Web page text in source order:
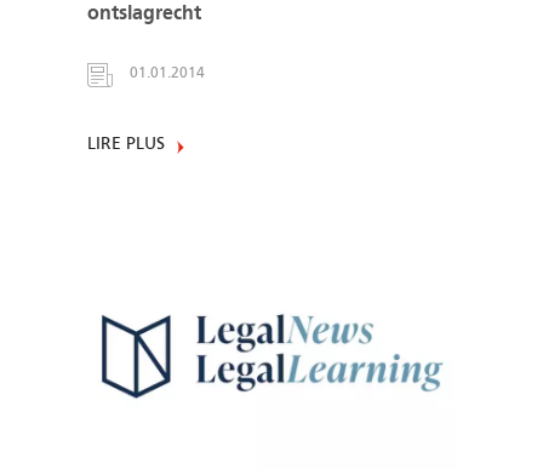
ontslagrecht
01.01.2014
LIRE PLUS